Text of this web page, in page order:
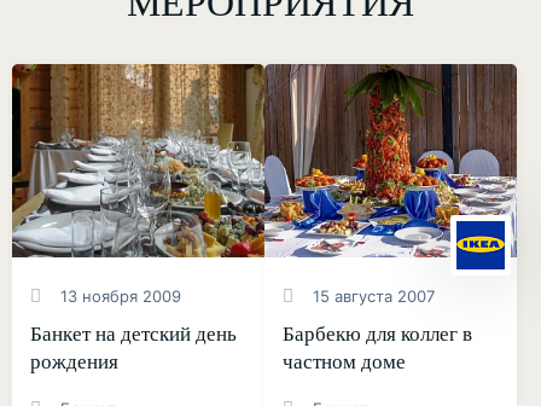
13 ноября 2009
Банкет на детский день
рождения
15 августа 2007
Барбекю для коллег в
частном доме